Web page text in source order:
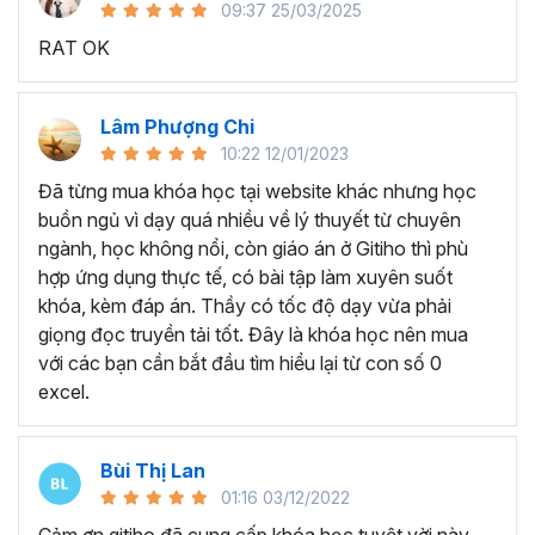
sử dụng Excel sẽ tốn nhiều thời gian, công sức để xử lý
công việc. Hơn nữa, chúng ta cũng không biết những thứ
mình đang thực hiện đúng hay không.
Hiện nay 100% các doanh nghiệp tại Việt Nam
cần tới kỹ năng Excel khi ứng tuyển vào vị trí kế toán, xử
chính... Mỗi cấp độ sẽ có yêu cầu thành thạo Excel xử lý
công việc khác nhau.
Chính vì điều đó Gitiho đã mở khóa học vềThủ thuật
Excel cập nhật hàng tuần - EXG02 với hơn7h+ học
cùng với92 tài liệu đính kèmbạn sẽ nhận được nhiều lợi
ích vô tận như:
Giảng viên là những người có trình độ chuyên môn
cao, kinh nghiệm thực tiễn dày dặn đã và đang đào
VPBank, FPT software, Vietcombank, MIC, Tập
đoàn Thành Công, TH True Milk
09:37 25/03/2025
RAT OK
Lâm Phượng Chi
10:22 12/01/2023
Đã từng mua khóa học tại website khác nhưng học
buồn ngủ vì dạy quá nhiều về lý thuyết từ chuyên
ngành, học không nổi, còn giáo án ở Gitiho thì phù
hợp ứng dụng thực tế, có bài tập làm xuyên suốt
khóa, kèm đáp án. Thầy có tốc độ dạy vừa phải
giọng đọc truyền tải tốt. Đây là khóa học nên mua
với các bạn cần bắt đầu tìm hiểu lại từ con số 0
excel.
Bùi Thị Lan
01:16 03/12/2022